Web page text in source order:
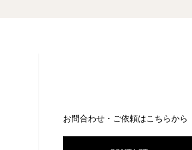
お問合わせ・ご依頼はこちらから